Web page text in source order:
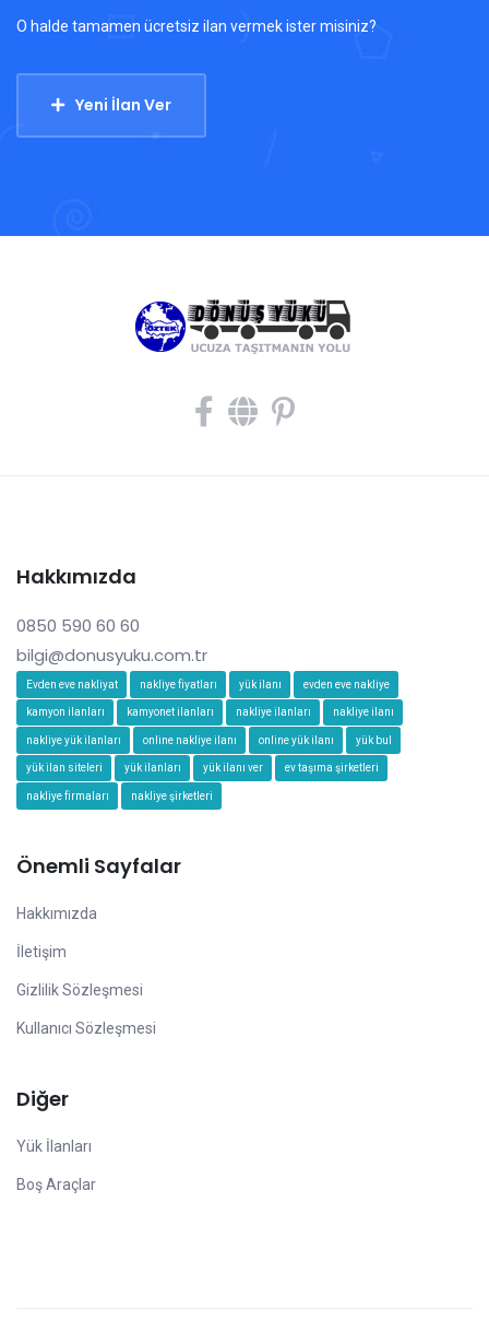
O halde tamamen ücretsiz ilan vermek ister misiniz?
Yeni İlan Ver
Hakkımızda
0850 590 60 60
bilgi@donusyuku.com.tr
Evden eve nakliyat nakliye fiyatları yük ilanı evden eve nakliye
kamyon ilanları kamyonet ilanları nakliye ilanları nakliye ilanı
nakliye yük ilanları online nakliye ilanı online yük ilanı yük bul
yük ilan siteleri yük ilanları yük ilanı ver ev taşıma şirketleri
nakliye firmaları nakliye şirketleri
Önemli Sayfalar
Hakkımızda
İletişim
Gizlilik Sözleşmesi
Kullanıcı Sözleşmesi
Diğer
Yük İlanları
Boş Araçlar